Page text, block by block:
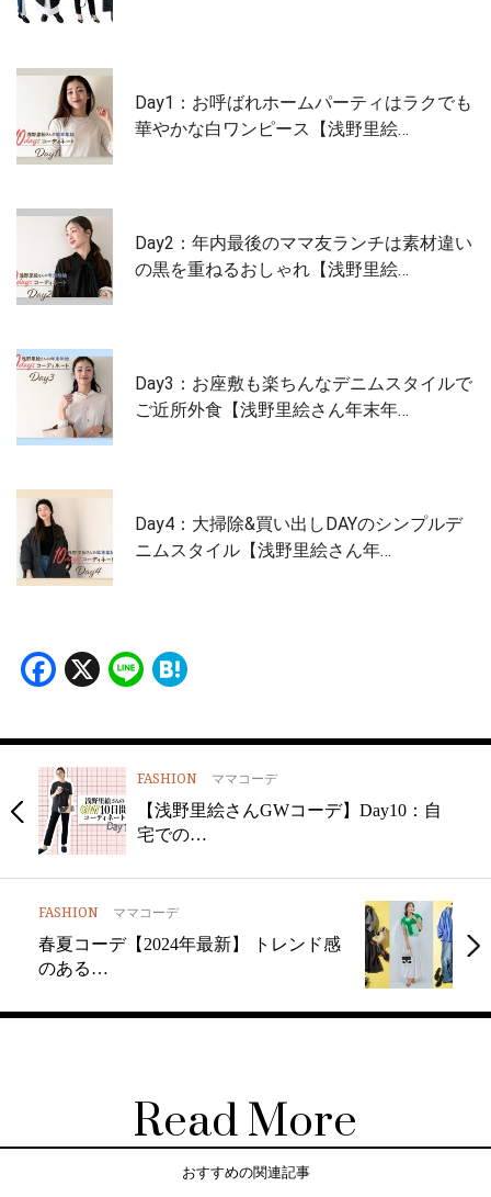
Day1：お呼ばれホームパーティはラクでも
華やかな白ワンピース【浅野里絵…
Day2：年内最後のママ友ランチは素材違い
の黒を重ねるおしゃれ【浅野里絵…
Day3：お座敷も楽ちんなデニムスタイルで
ご近所外食【浅野里絵さん年末年…
Day4：大掃除&買い出しDAYのシンプルデ
ニムスタイル【浅野里絵さん年…
Facebook
X Line
FASHION ママコーデ
【浅野里絵さんGWコーデ】Day10：自
宅での…
FASHION ママコーデ
春夏コーデ【2024年最新】 トレンド感
のある…
Read More
おすすめの関連記事